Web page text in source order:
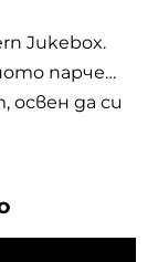
Jukebox.
парче…
освен да си